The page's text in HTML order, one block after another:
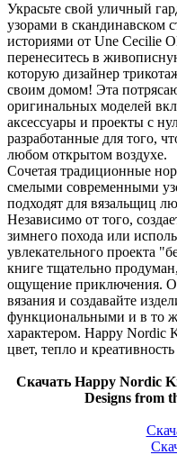
Украсьте свой уличный
узорами в скандинавском
историями от Une Cecilie
перенеситесь в
которую дизайнер
своим домом! Эта
оригинальных моделей
аксессуары и проекты с
разработанные для того,
любом открытом воздухе.
Сочетая традиционные
смелыми современными
подходят для вязальщиц
Независимо от того,
зимнего похода или
увлекательного проекта
книге тщательно
ощущение приключения.
вязания и создавайте
функциональными и в то
характером. Happy Nordic
цвет, тепло и
Скачать Happy Nordic
Designs from